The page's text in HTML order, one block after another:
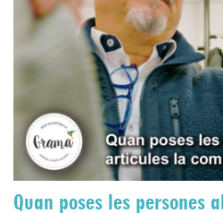
Quan poses les persones